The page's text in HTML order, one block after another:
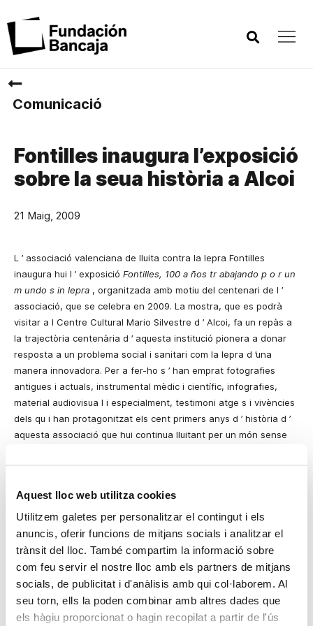
Aquest lloc web utilitza cookies
Utilitzem galetes per personalitzar el contingut i els
anuncis, oferir funcions de mitjans socials i analitzar el
trànsit del lloc. També compartim la informació sobre
com feu servir el nostre lloc amb els partners de mitjans
socials, de publicitat i d'anàlisis amb qui col·laborem. Al
seu torn, ells la poden combinar amb altres dades que
els hàgiu proporcionat o hagin recopilat a partir de l'ús
Comunicació
Fontilles inaugura l’exposició
sobre la seua història a Alcoi
21 Maig, 2009
L ’ associació valenciana de lluita contra la lepra Fontilles
inaugura hui l ’ exposició Fontilles, 100 a ños tr abajando p o r un
m undo s in lepra , organitzada amb motiu del centenari de l ’
associació, que se celebra en 2009. La mostra, que es podrà
visitar a l Centre Cultural Mario Silvestre d ’ Alcoi, fa un repàs a
la trajectòria centenària d ’ aquesta institució pionera a donar
resposta a un problema social i sanitari com la lepra d ’una
manera innovadora. Per a fer-ho s ’ han emprat fotografies
antigues i actuals, instrumental mèdic i científic, infografies,
material audiovisua l i especialment, testimoni atge s i vivències
dels qu i han protagonitzat els cent primers anys d ’ història d ’
aquesta associació que hui continua lluitant per un món sense
La mostra, que durant dos anys recorrerà diversos punts de la
Bancaixa, que a més ha cedit les seues sales de València,
Alacant i Castelló. A més d ’ aquest patrocini, Fontilles vol agrair
la col·laboració de Colebega, ECISA, Fundació Generalitat
Valenciana-Iberdrola, Gav iota Simbac i Emilio Serratosa.
Fontilles és una associació sense ànim de lucre l
objectiu de la
qual és acabar amb la lepra i les seues conseqüències, així com